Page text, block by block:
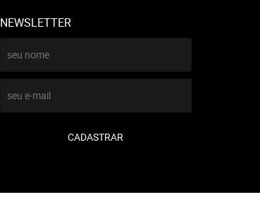
NEWSLETTER
CADASTRAR